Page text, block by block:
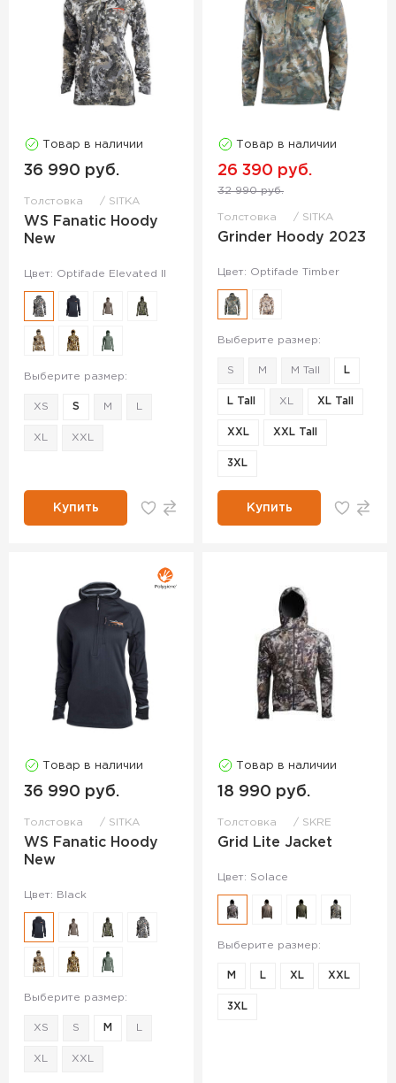
Товар в наличии
36 990 руб.
Толстовка SITKA
WS Fanatic Hoody
New
Цвет: Optifade Elevated II
Выберите размер:
XS S M
XL XXL
Купить
Товар в наличии
26 390 руб.
32 990 руб.
Толстовка SITKA
Grinder Hoody 2023
Цвет: Optifade Timber
Выберите размер:
S M M Tall L
L Tall XL XL Tall
XXL XXL Tall
3XL
Купить
Товар в наличии
36 990 руб.
Толстовка SITKA
WS Fanatic Hoody
New
Цвет: Black
Выберите размер:
XS S M
XL XXL
Товар в наличии
18 990 руб.
Толстовка SKRE
Grid Lite Jacket
Цвет: Solace
Выберите размер:
M L XL XXL
3XL